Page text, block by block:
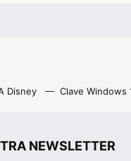
Disney Clave Windows
NEWSLETTER